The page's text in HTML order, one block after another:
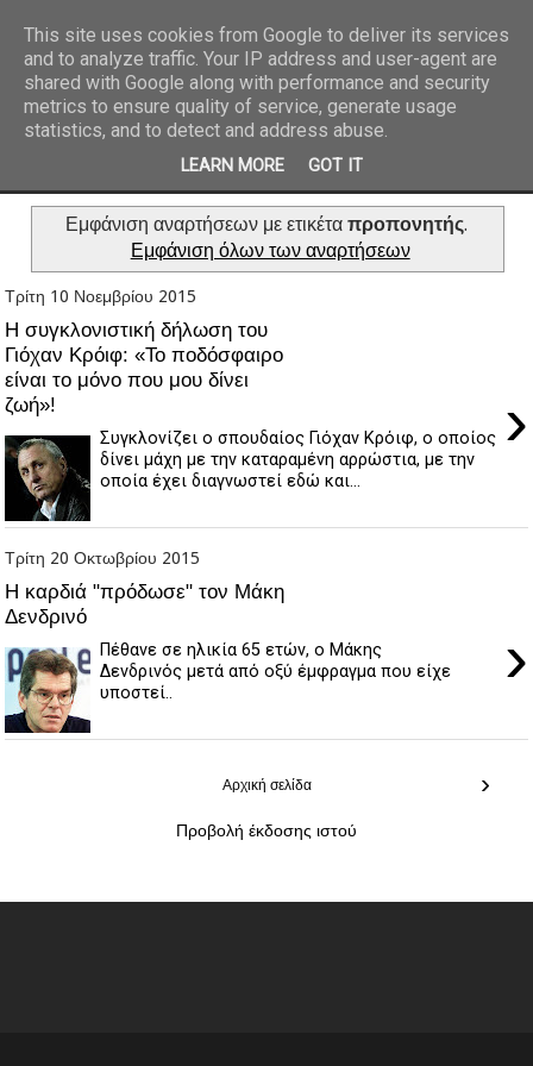
REPORTAZ NET
Εμφάνιση αναρτήσεων με ετικέτα προπονητής.
Εμφάνιση όλων των αναρτήσεων
Τρίτη 10 Νοεμβρίου 2015
Η συγκλονιστική δήλωση του
Γιόχαν Κρόιφ: «Το ποδόσφαιρο
είναι το μόνο που μου δίνει
ζωή»!
›
Συγκλονίζει ο σπουδαίος Γιόχαν Κρόιφ, ο οποίος
δίνει μάχη με την καταραμένη αρρώστια, με την
οποία έχει διαγνωστεί εδώ και...
Τρίτη 20 Οκτωβρίου 2015
Η καρδιά "πρόδωσε" τον Μάκη
Δενδρινό
›
Πέθανε σε ηλικία 65 ετών, ο Μάκης
Δενδρινός μετά από οξύ έμφραγμα που είχε
υποστεί..
›
Αρχική σελίδα
Προβολή έκδοσης ιστού
This site uses cookies from Google to deliver its services
and to analyze traffic. Your IP address and user-agent are
shared with Google along with performance and security
metrics to ensure quality of service, generate usage
statistics, and to detect and address abuse.
LEARN MORE GOT IT